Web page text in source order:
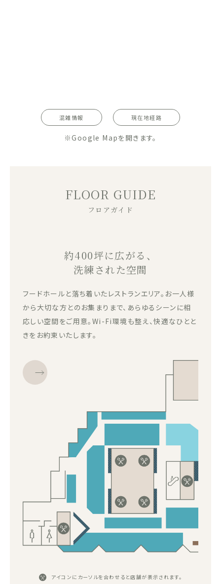
混雑情報 現在地経路
※Google Mapを開きます。
FLOOR GUIDE
フロアガイド
約400坪に広がる、
洗練された空間
フードホールと落ち着いたレストランエリア。お一人様
から大切な方とのお集まりまで、あらゆるシーンに相
応しい空間をご用意。Wi-Fi環境も整え、快適なひとと
きをお約束いたします。
アイコンにカーソルを合わせると店舗が表示されます。